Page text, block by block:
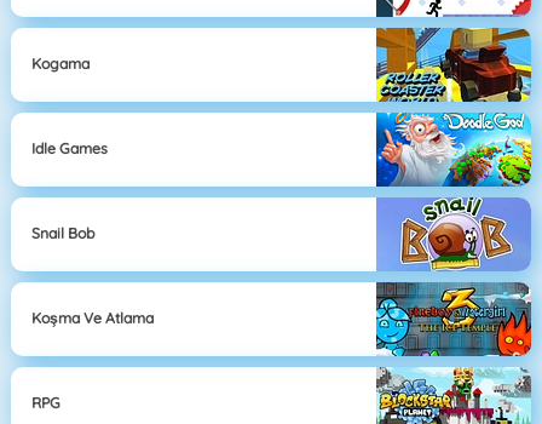
Kogama
Idle Games
Snail Bob
Koşma Ve Atlama
RPG